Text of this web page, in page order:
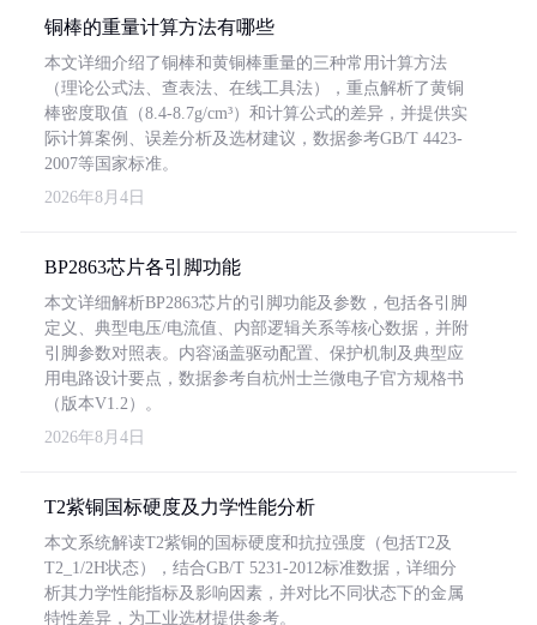
铜棒的重量计算方法有哪些
本文详细介绍了铜棒和黄铜棒重量的三种常用计算方法
（理论公式法、查表法、在线工具法），重点解析了黄铜
棒密度取值（8.4-8.7g/cm³）和计算公式的差异，并提供实
际计算案例、误差分析及选材建议，数据参考GB/T 4423-
2007等国家标准。
2026年8月4日
BP2863芯片各引脚功能
本文详细解析BP2863芯片的引脚功能及参数，包括各引脚
定义、典型电压/电流值、内部逻辑关系等核心数据，并附
引脚参数对照表。内容涵盖驱动配置、保护机制及典型应
用电路设计要点，数据参考自杭州士兰微电子官方规格书
（版本V1.2）。
2026年8月4日
T2紫铜国标硬度及力学性能分析
本文系统解读T2紫铜的国标硬度和抗拉强度（包括T2及
T2_1/2H状态），结合GB/T 5231-2012标准数据，详细分
析其力学性能指标及影响因素，并对比不同状态下的金属
特性差异，为工业选材提供参考。